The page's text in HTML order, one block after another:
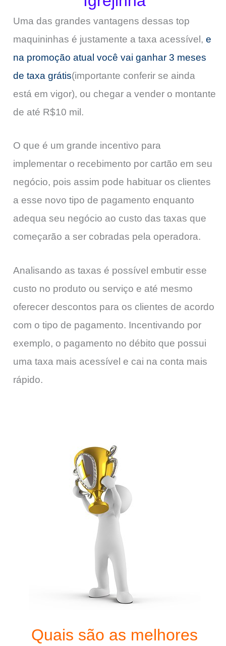
Uma das grandes vantagens dessas top
maquininhas é justamente a taxa acessível, e
na promoção atual você vai ganhar 3 meses
de taxa grátis(importante conferir se ainda
está em vigor), ou chegar a vender o montante
de até R$10 mil.
O que é um grande incentivo para
implementar o recebimento por cartão em seu
negócio, pois assim pode habituar os clientes
a esse novo tipo de pagamento enquanto
adequa seu negócio ao custo das taxas que
começarão a ser cobradas pela operadora.
Analisando as taxas é possível embutir esse
custo no produto ou serviço e até mesmo
oferecer descontos para os clientes de acordo
com o tipo de pagamento. Incentivando por
exemplo, o pagamento no débito que possui
uma taxa mais acessível e cai na conta mais
rápido.
Quais são as melhores